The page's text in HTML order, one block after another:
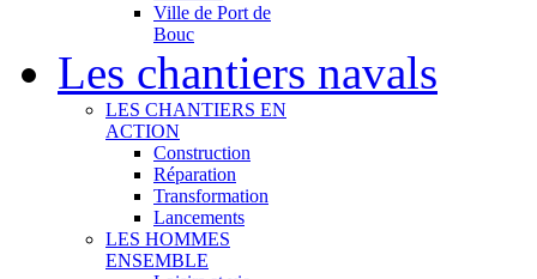
Ville de Port de
Bouc
Les chantiers navals
LES CHANTIERS EN
ACTION
Construction
Réparation
Transformation
Lancements
LES HOMMES
ENSEMBLE